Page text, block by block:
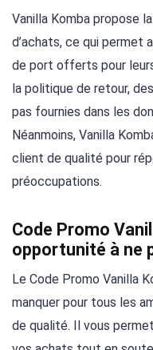
Vanilla Komba propose
d’achats, ce qui permet
de port offerts pour
la politique de retour,
pas fournies dans les
Néanmoins, Vanilla
client de qualité pour
préoccupations.
Code Promo
opportunité à ne
Le Code Promo Vanilla
manquer pour tous les
de qualité. Il vous